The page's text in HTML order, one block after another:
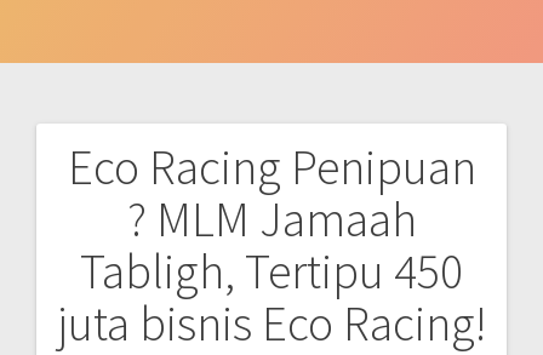
Eco Racing Penipuan
? MLM Jamaah
Tabligh, Tertipu 450
juta bisnis Eco Racing!
Post
navigation